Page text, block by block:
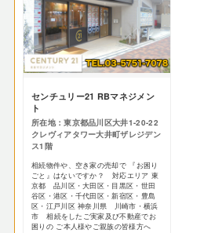
センチュリー21 RBマネジメン
ト
所在地：東京都品川区大井1-20-22
クレヴィアタワー大井町ザレジデン
ス1階
相続物件や、空き家の売却で 『お困り
ごと』はないですか？ 対応エリア 東
京都 品川区・大田区・目黒区・世田
谷区・港区・千代田区・新宿区・豊島
区・江戸川区 神奈川県 川崎市・横浜
市 相続をしたご実家及び不動産でお
困りの ご本人様やご親族の皆様方へ